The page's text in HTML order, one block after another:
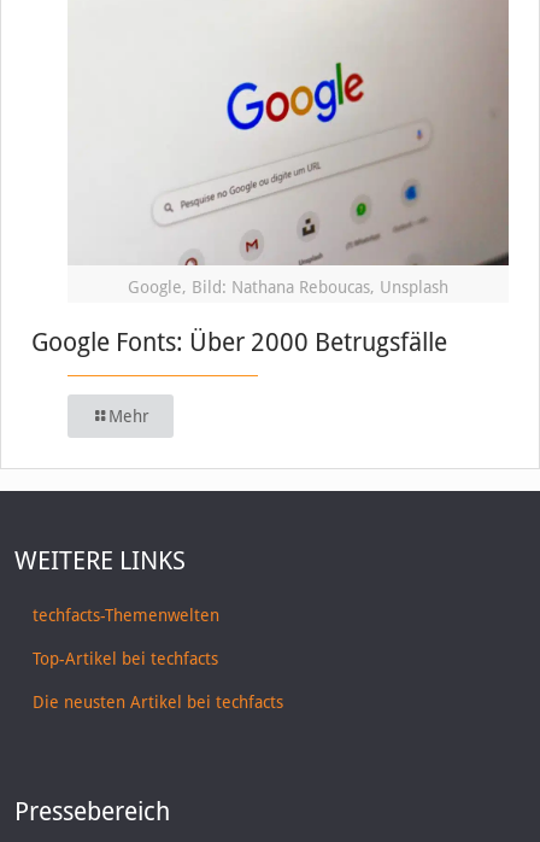
Google, Bild: Nathana Reboucas, Unsplash
Google Fonts: Über 2000 Betrugsfälle
Mehr
WEITERE LINKS
techfacts-Themenwelten
Top-Artikel bei techfacts
Die neusten Artikel bei techfacts
Pressebereich